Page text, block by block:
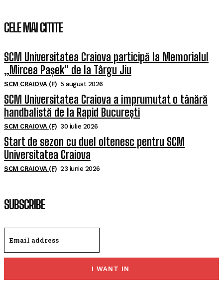
CELE MAI CITITE
SCM Universitatea Craiova participă la Memorialul
„Mircea Pașek” de la Târgu Jiu
SCM CRAIOVA (F) 5 august 2026
SCM Universitatea Craiova a împrumutat o tânără
handbalistă de la Rapid București
SCM CRAIOVA (F) 30 iulie 2026
Start de sezon cu duel oltenesc pentru SCM
Universitatea Craiova
SCM CRAIOVA (F) 23 iunie 2026
SUBSCRIBE
I WANT IN